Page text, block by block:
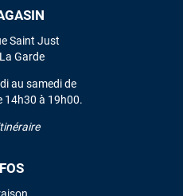
Saint Just
Garde
au samedi de
14h30 à 19h00.
LES AVIS